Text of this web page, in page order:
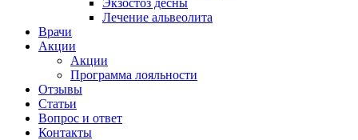
Экзостоз десны
Лечение альвеолита
Врачи
Акции
Акции
Программа лояльности
Отзывы
Статьи
Вопрос и ответ
Контакты